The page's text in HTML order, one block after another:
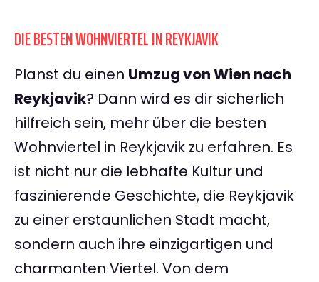
DIE BESTEN WOHNVIERTEL IN REYKJAVIK
Planst du einen Umzug von Wien nach
Reykjavik? Dann wird es dir sicherlich
hilfreich sein, mehr über die besten
Wohnviertel in Reykjavik zu erfahren. Es
ist nicht nur die lebhafte Kultur und
faszinierende Geschichte, die Reykjavik
zu einer erstaunlichen Stadt macht,
sondern auch ihre einzigartigen und
charmanten Viertel. Von dem